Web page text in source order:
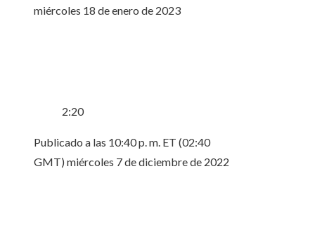
miércoles 18 de enero de 2023
2:20
Publicado a las 10:40 p. m. ET (02:40
GMT) miércoles 7 de diciembre de 2022